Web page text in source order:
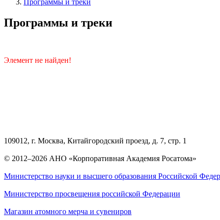
Программы и треки
Элемент не найден!
109012, г. Москва, Китайгородский проезд, д. 7, стр. 1
© 2012–2026 АНО «Корпоративная Академия Росатома»
Министерство науки и высшего образования Российской
Министерство просвещения российской Федерации
Магазин атомного мерча и сувениров